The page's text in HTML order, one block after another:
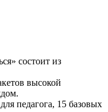
состоит из
высокой
педагога, 15 базовых